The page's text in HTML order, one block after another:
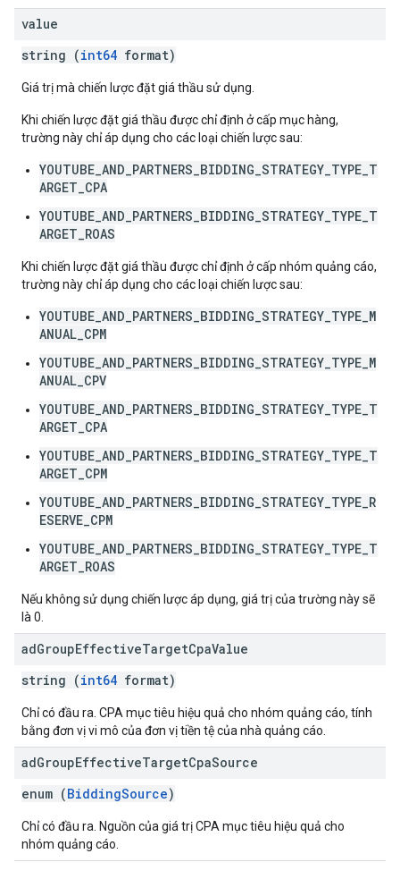
value
string (int64 format)
Giá trị mà chiến lược đặt giá thầu sử dụng.
Khi chiến lược đặt giá thầu được chỉ định ở cấp mục hàng,
trường này chỉ áp dụng cho các loại chiến lược sau:
YOUTUBE_AND_PARTNERS_BIDDING_STRATEGY_TYPE_T
ARGET_CPA
YOUTUBE_AND_PARTNERS_BIDDING_STRATEGY_TYPE_T
ARGET_ROAS
Khi chiến lược đặt giá thầu được chỉ định ở cấp nhóm quảng cáo,
trường này chỉ áp dụng cho các loại chiến lược sau:
YOUTUBE_AND_PARTNERS_BIDDING_STRATEGY_TYPE_M
ANUAL_CPM
YOUTUBE_AND_PARTNERS_BIDDING_STRATEGY_TYPE_M
ANUAL_CPV
YOUTUBE_AND_PARTNERS_BIDDING_STRATEGY_TYPE_T
ARGET_CPA
YOUTUBE_AND_PARTNERS_BIDDING_STRATEGY_TYPE_T
ARGET_CPM
YOUTUBE_AND_PARTNERS_BIDDING_STRATEGY_TYPE_R
ESERVE_CPM
YOUTUBE_AND_PARTNERS_BIDDING_STRATEGY_TYPE_T
ARGET_ROAS
Nếu không sử dụng chiến lược áp dụng, giá trị của trường này sẽ
là 0.
adGroupEffectiveTargetCpaValue
string (int64 format)
Chỉ có đầu ra. CPA mục tiêu hiệu quả cho nhóm quảng cáo, tính
bằng đơn vị vi mô của đơn vị tiền tệ của nhà quảng cáo.
adGroupEffectiveTargetCpaSource
enum (BiddingSource)
Chỉ có đầu ra. Nguồn của giá trị CPA mục tiêu hiệu quả cho
nhóm quảng cáo.